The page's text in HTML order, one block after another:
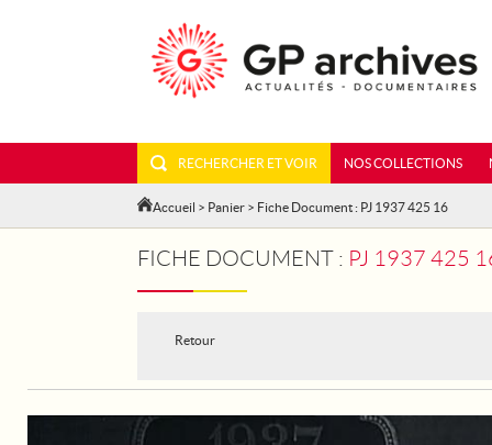
RECHERCHER ET VOIR NOS COLLECTIONS
Accueil > Panier > Fiche Document : PJ 1937 425 16
FICHE DOCUMENT : PJ 1937 425
Retour